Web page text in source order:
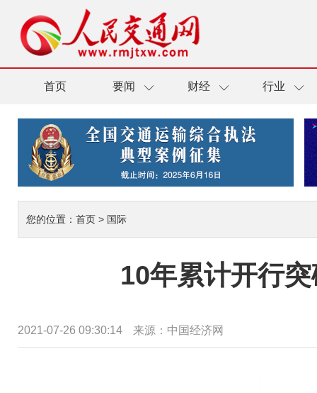
首页 要闻 财经 行业
您的位置： 首页 > 国际
10年累计开行
2021-07-26 09:30:14 来源：中国经济网